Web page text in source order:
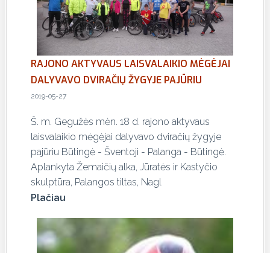
RAJONO AKTYVAUS LAISVALAIKIO MĖGĖJAI
DALYVAVO DVIRAČIŲ ŽYGYJE PAJŪRIU
2019-05-27
Š. m. Gegužės mėn. 18 d. rajono aktyvaus
laisvalaikio mėgėjai dalyvavo dviračių žygyje
pajūriu Būtingė - Šventoji - Palanga - Būtingė.
Aplankyta Žemaičių alka, Jūratės ir Kastyčio
skulptūra, Palangos tiltas, Nagl
Plačiau